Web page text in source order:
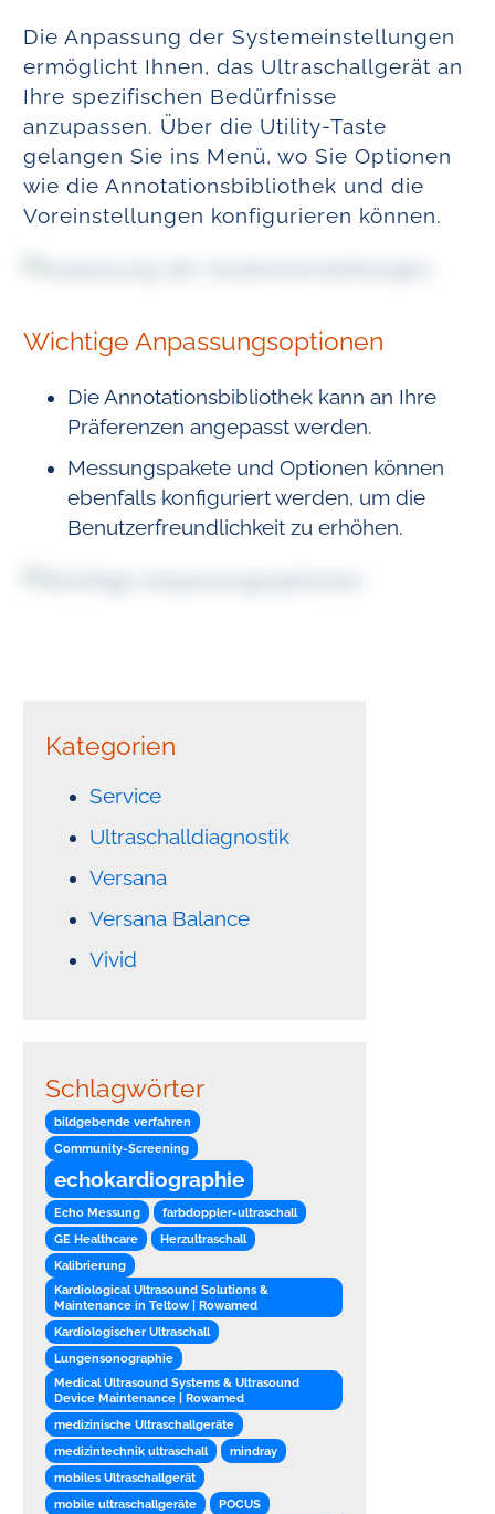
Die Anpassung der Systemeinstellungen
ermöglicht Ihnen, das Ultraschallgerät an
Ihre spezifischen Bedürfnisse
anzupassen. Über die Utility-Taste
gelangen Sie ins Menü, wo Sie Optionen
wie die Annotationsbibliothek und die
Voreinstellungen konfigurieren können.
Wichtige Anpassungsoptionen
Die Annotationsbibliothek kann an Ihre
Präferenzen angepasst werden.
Messungspakete und Optionen können
ebenfalls konfiguriert werden, um die
Benutzerfreundlichkeit zu erhöhen.
Kategorien
Service
Ultraschalldiagnostik
Versana
Versana Balance
Vivid
Schlagwörter
bildgebende verfahren
Community-Screening
echokardiographie
Echo Messung
farbdoppler-ultraschall
GE Healthcare
Herzultraschall
Kalibrierung
Kardiological Ultrasound Solutions &
Maintenance in Teltow | Rowamed
Kardiologischer Ultraschall
Lungensonographie
Medical Ultrasound Systems & Ultrasound
Device Maintenance | Rowamed
medizinische Ultraschallgeräte
medizintechnik ultraschall
mindray
mobiles Ultraschallgerät
mobile ultraschallgeräte
POCUS